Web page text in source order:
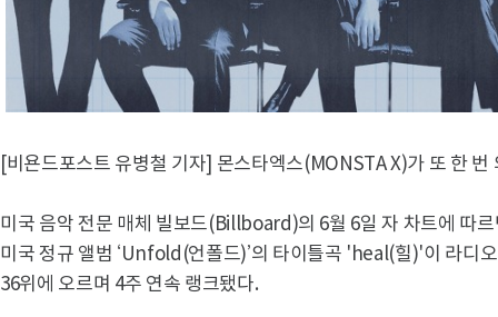
[비욘드포스트 유병철 기자] 몬스타엑스(MONSTA X)가 또 한
미국 음악 전문 매체 빌보드(Billboard)의 6월 6일 자 차트에 따
미국 정규 앨범 ‘Unfold(언폴드)’의 타이틀곡 'heal(힐)'이 라디
36위에 오르며 4주 연속 랭크됐다.